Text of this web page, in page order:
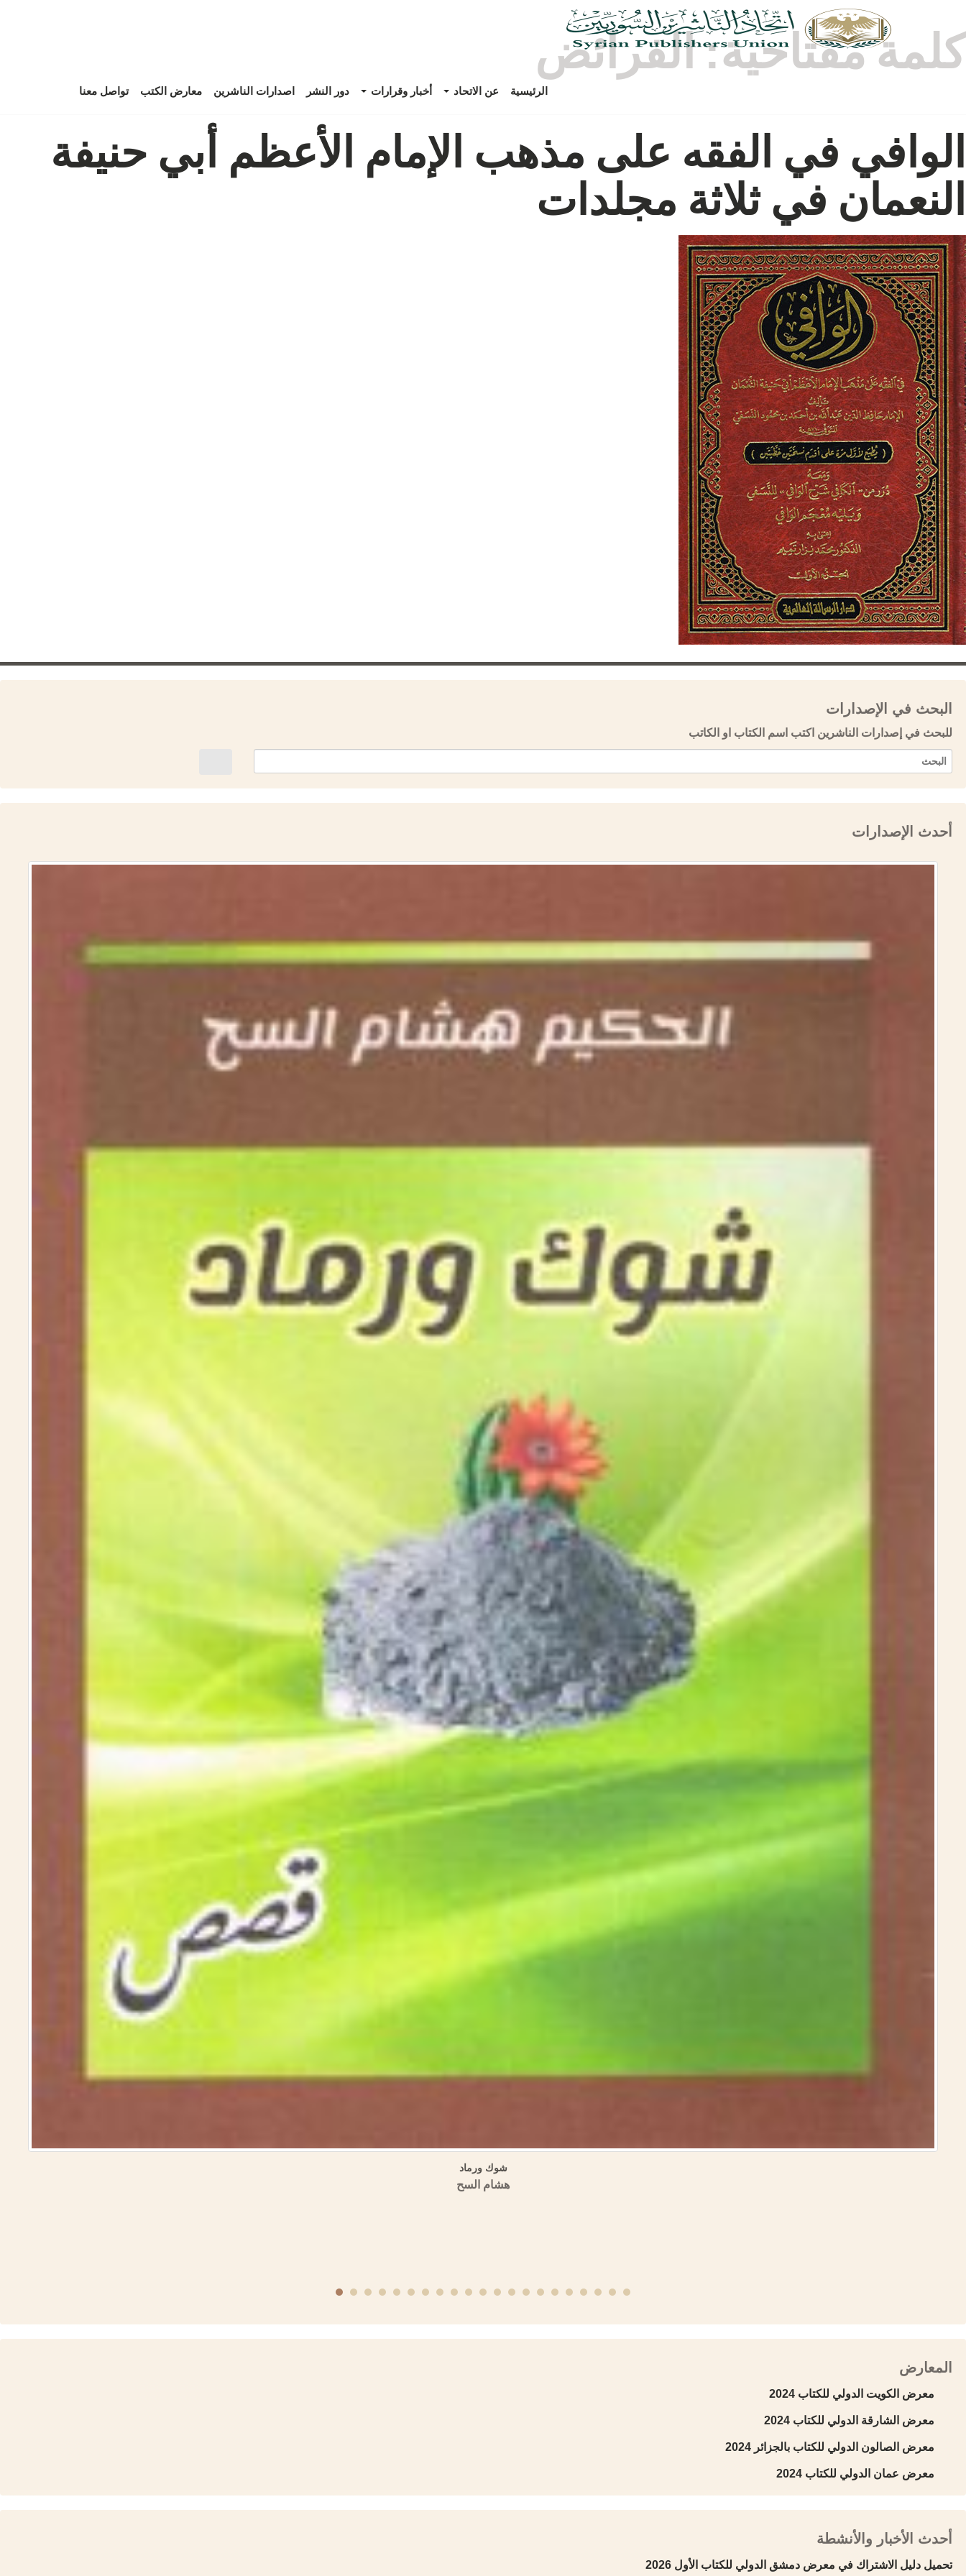
الرئيسية عن الاتحاد أخبار وقرارات دور النشر اصدارات الناشرين معارض الكتب تواصل معنا
كلمة مفتاحية:الفرائض
الوافي في الفقه على مذهب الإمام الأعظم أبي حنيفة
النعمان في ثلاثة مجلدات
البحث في الإصدارات
للبحث في إصدارات الناشرين اكتب اسم الكتاب او الكاتب
أحدث الإصدارات
تاريخ حمص وتراجم رجالها في كتب التاريخ ثلاثة أجزاء
منشورات الجمعية التاريخية السورية
المعارض
معرض الكويت الدولي للكتاب 2024
معرض الشارقة الدولي للكتاب 2024
معرض الصالون الدولي للكتاب بالجزائر 2024
معرض عمان الدولي للكتاب 2024
أحدث الأخبار والأنشطة
تحميل دليل الاشتراك في معرض دمشق الدولي للكتاب الأول 2026